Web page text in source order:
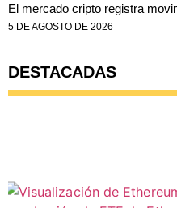
El mercado cripto registra
5 DE AGOSTO DE 2026
DESTACADAS